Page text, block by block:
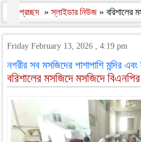
প্রচ্ছদ »স্লাইডার নিউজ » বরিশালের
Friday February 13, 2026 , 4:19 pm
নগরীর সব মসজিদের পাশাপাশি মন্দির এবং
বরিশালের মসজিদে মসজিদে